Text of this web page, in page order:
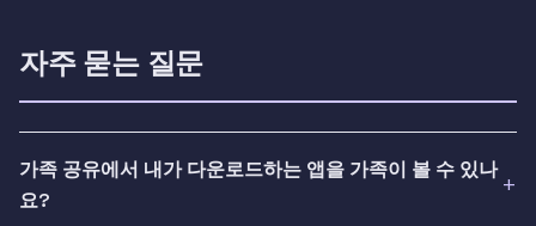
자주 묻는 질문
가족 공유에서 내가 다운로드하는 앱을 가족이 볼 수 있나
요?